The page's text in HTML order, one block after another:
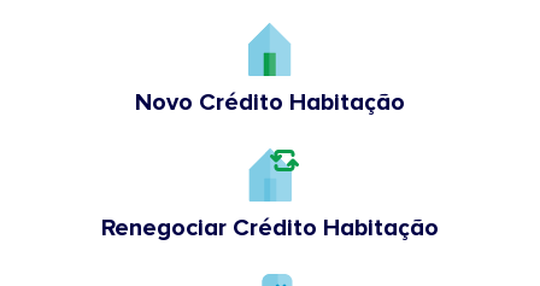
Novo Crédito Habitação
Renegociar Crédito Habitação